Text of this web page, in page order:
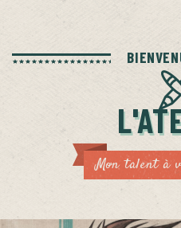
Mon talent à